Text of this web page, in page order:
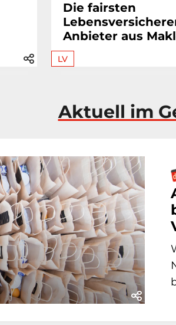
Die fairsten
Anbieter aus
LV
Aktuell im